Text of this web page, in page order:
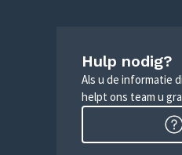
Hulp nodig?
Als u de informatie
helpt ons team u